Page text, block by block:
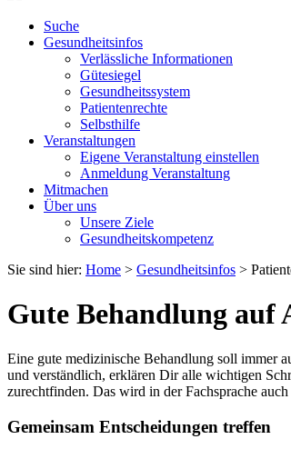
Suche
Gesundheitsinfos
Verlässliche Informationen
Gütesiegel
Gesundheitssystem
Patientenrechte
Selbsthilfe
Veranstaltungen
Eigene Veranstaltung einstellen
Anmeldung Veranstaltung
Mitmachen
Über uns
Unsere Ziele
Gesundheitskompetenz
Sie sind hier: Home > Gesundheitsinfos >
Gute Behandlung auf
Eine gute medizinische Behandlung soll immer
und verständlich, erklären Dir alle wichtigen
zurechtfinden. Das wird in der Fachsprache
Gemeinsam Entscheidungen treffen